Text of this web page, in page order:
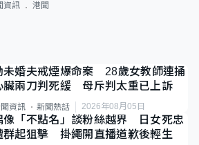
資訊 港聞
未婚夫戒煙爆命案 28歲女教師連捅
臟兩刀判死緩 母斥判太重已上訴
資訊 新聞熱話 2026年08月05日
像「不點名」談粉絲越界 日女死忠
群起狙擊 掛繩開直播道歉後輕生